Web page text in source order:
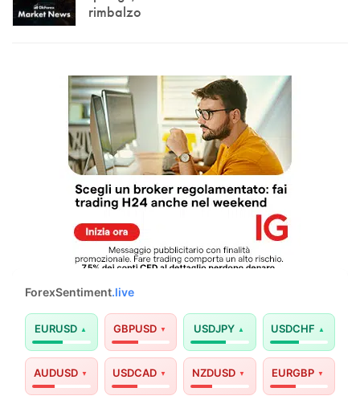
rimbalzo
ForexSentiment.live
EURUSD GBPUSD USDJPY USDCHF
AUDUSD USDCAD NZDUSD EURGBP